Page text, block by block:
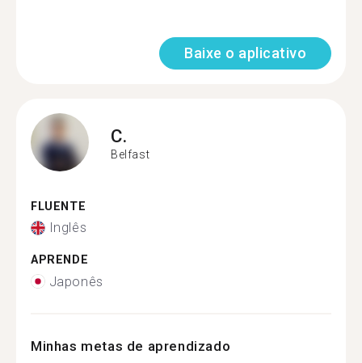
Baixe o aplicativo
C.
Belfast
FLUENTE
Inglês
APRENDE
Japonês
Minhas metas de aprendizado